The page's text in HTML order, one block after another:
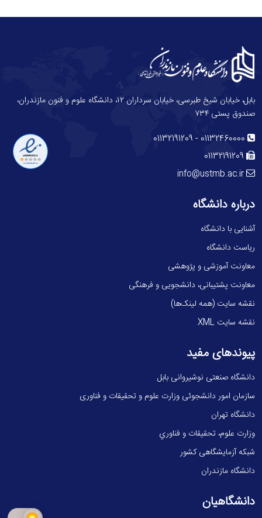
بابل، خیابان شیخ طبرسی، خیابان سرداران ۱۲، دانشگاه علوم و فنون مازندران،
صندوق پستی ۷۳۴
01132460000
-
01132191209
01132191209
info@ustmb.ac.ir
درباره دانشگاه
آشنایی با دانشگاه
ریاست دانشگاه
معاونت آموزشی و پژوهشی
معاونت پشتیبانی، دانشجویی و فرهنگی
نقشه سایت (همه لینک‌ها)
نقشه سایت XML
پیوندهای مفید
دانشگاه صنعتی نوشیروانی بابل
سازمان امور دانشجوئی وزارت علوم و تحقیقات و فناوری
دانشگاه تهران
وزارت علوم، تحقيقات و فناوري
شبکه آزمایشگاهی کشور
دانشگاه مازندران
دانشگاهیان